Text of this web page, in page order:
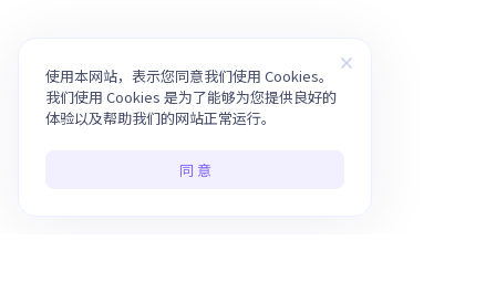
使用本网站，表示您同意我们使用 Cookies。
我们使用 Cookies 是为了能够为您提供良好的
体验以及帮助我们的网站正常运行。
同 意